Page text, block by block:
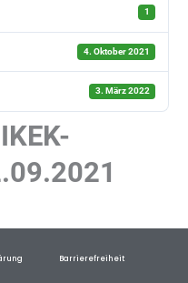
1
4. Oktober 2021
3. März 2022
Barrierefreiheit